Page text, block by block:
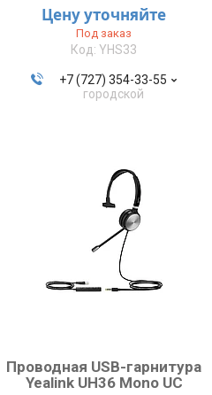
Цену уточняйте
Под заказ
YHS33
+7 (727) 354-33-55
городской
Проводная USB-гарнитура
Yealink UH36 Mono UC